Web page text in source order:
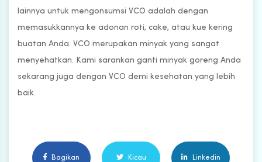
lainnya untuk mengonsumsi VCO adalah dengan
memasukkannya ke adonan roti, cake, atau kue kering
buatan Anda. VCO merupakan minyak yang sangat
menyehatkan. Kami sarankan ganti minyak goreng Anda
sekarang juga dengan VCO demi kesehatan yang lebih
baik.
Bagikan Kicau Linkedin